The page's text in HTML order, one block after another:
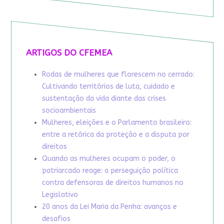
ARTIGOS DO CFEMEA
Rodas de mulheres que florescem no cerrado:
Cultivando territórios de luta, cuidado e
sustentação da vida diante das crises
socioambientais
Mulheres, eleições e o Parlamento brasileiro:
entre a retórica da proteção e a disputa por
direitos
Quando as mulheres ocupam o poder, o
patriarcado reage: a perseguição política
contra defensoras de direitos humanos no
Legislativo
20 anos da Lei Maria da Penha: avanços e
desafios